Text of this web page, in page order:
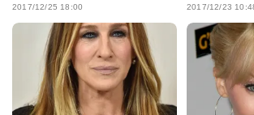
2017/12/25 18:00 2017/12/23